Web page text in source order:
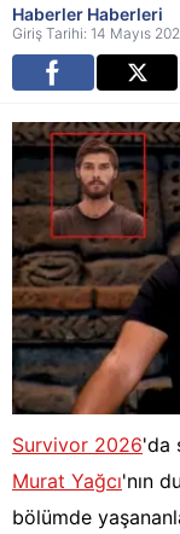
Haberler Haberleri
Giriş Tarihi: 14 Mayıs
Survivor 2026'da
Murat Yağcı'nın
bölümde